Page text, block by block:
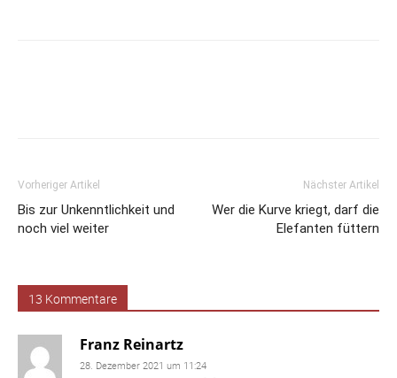
Vorheriger Artikel
Bis zur Unkenntlichkeit und
noch viel weiter
Nächster Artikel
Wer die Kurve kriegt, darf die
Elefanten füttern
13 Kommentare
Franz Reinartz
28. Dezember 2021 um 11:24